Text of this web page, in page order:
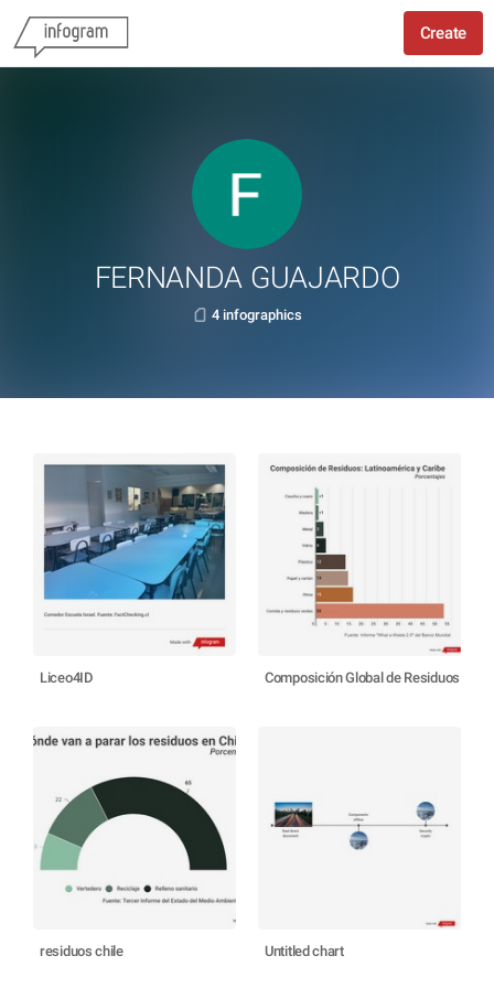
Create
FERNANDA GUAJARDO
4 infographics
Liceo4ID Composición Global de Residuos
residuos chile Untitled chart